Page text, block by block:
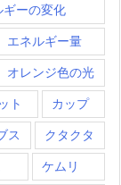
ギーの変化
エネルギー量
オレンジ色の光
ト カップ
ス クタクタ
ケムリ